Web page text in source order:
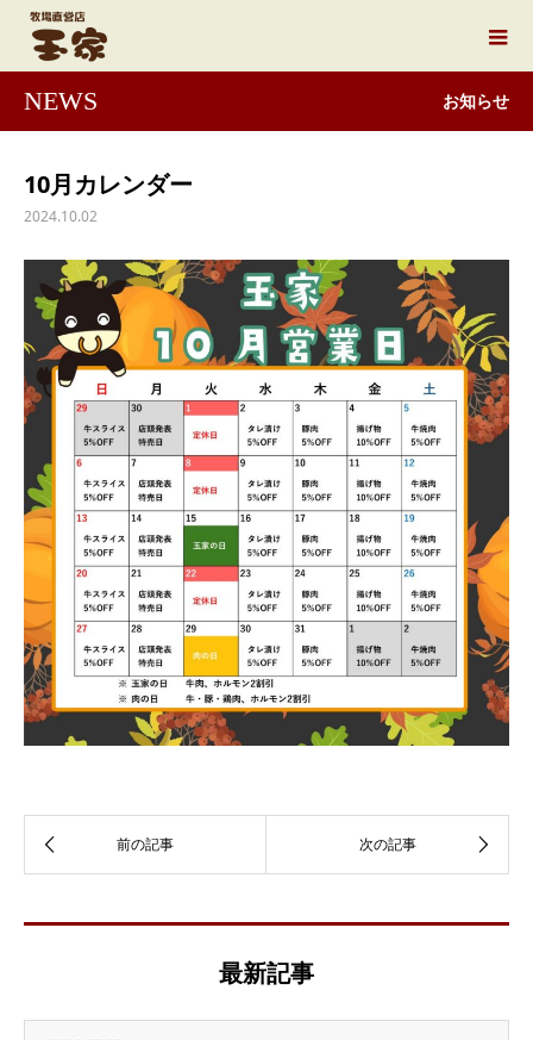
NEWS お知らせ
10月カレンダー
2024.10.02
最新記事